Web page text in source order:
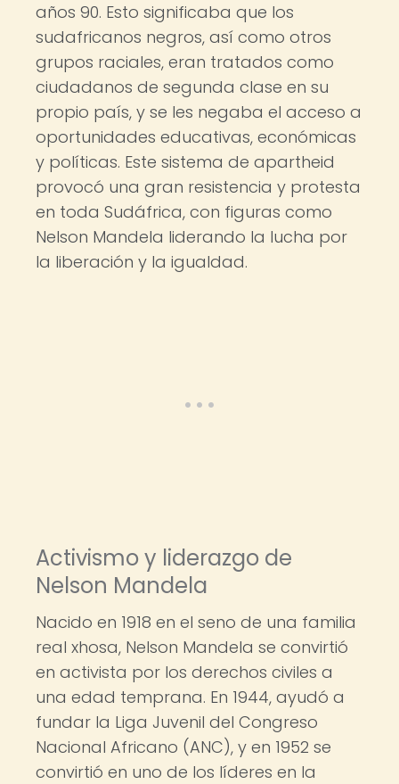
años 90. Esto significaba que los
sudafricanos negros, así como otros
grupos raciales, eran tratados como
ciudadanos de segunda clase en su
propio país, y se les negaba el acceso a
oportunidades educativas, económicas
y políticas. Este sistema de apartheid
provocó una gran resistencia y protesta
en toda Sudáfrica, con figuras como
Nelson Mandela liderando la lucha por
la liberación y la igualdad.
Activismo y liderazgo de
Nelson Mandela
Nacido en 1918 en el seno de una familia
real xhosa, Nelson Mandela se convirtió
en activista por los derechos civiles a
una edad temprana. En 1944, ayudó a
fundar la Liga Juvenil del Congreso
Nacional Africano (ANC), y en 1952 se
convirtió en uno de los líderes en la